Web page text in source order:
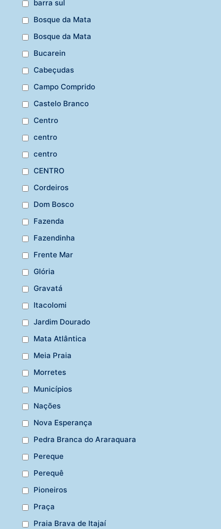
barra sul
Bosque da Mata
Bosque da Mata
Bucarein
Cabeçudas
Campo Comprido
Castelo Branco
Centro
centro
centro
CENTRO
Cordeiros
Dom Bosco
Fazenda
Fazendinha
Frente Mar
Glória
Gravatá
Itacolomi
Jardim Dourado
Mata Atlântica
Meia Praia
Morretes
Municípios
Nações
Nova Esperança
Pedra Branca do Araraquara
Pereque
Perequê
Pioneiros
Praça
Praia Brava de Itajaí